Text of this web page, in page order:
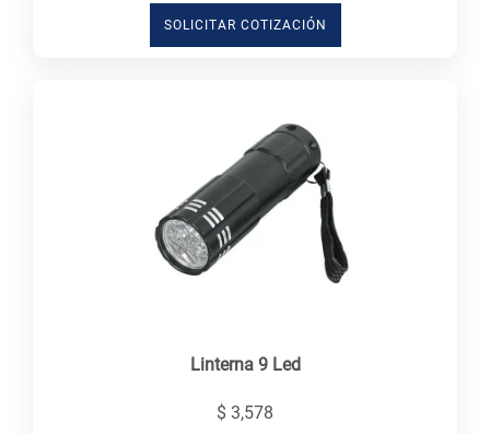
SOLICITAR COTIZACIÓN
Linterna 9 Led
$ 3,578